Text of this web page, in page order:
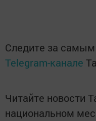
Следите за
Telegram-канале
Читайте новости
национальном